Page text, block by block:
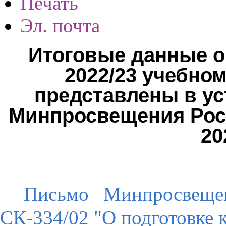
Эл. почта
Итоговые данные о
2022/23
представлены в
Минпросвещения
Письмо
СК-334/02 "О подготовке